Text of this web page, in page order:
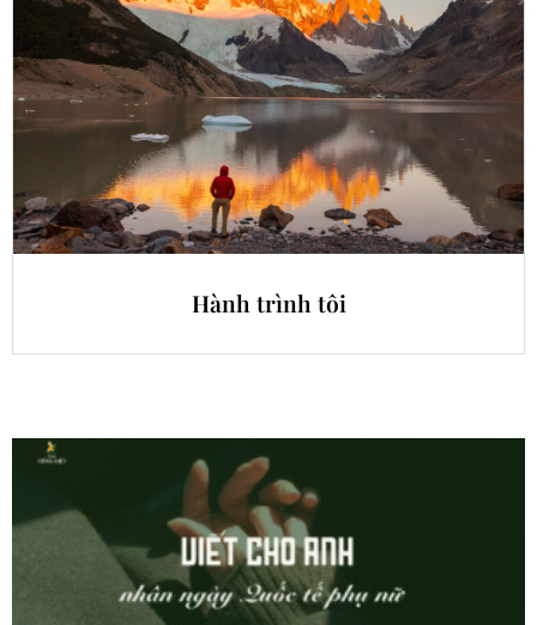
Hành trình tôi